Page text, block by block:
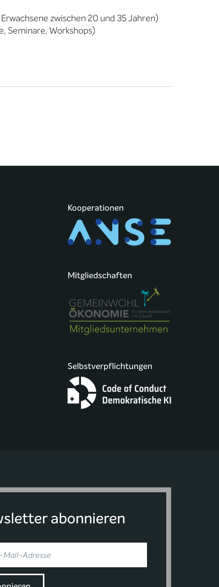
zwischen 20 und 35 Jahren)
Seminare, Workshops)
Kooperationen
Mitgliedschaften
Selbstverpflichtungen
abonnieren